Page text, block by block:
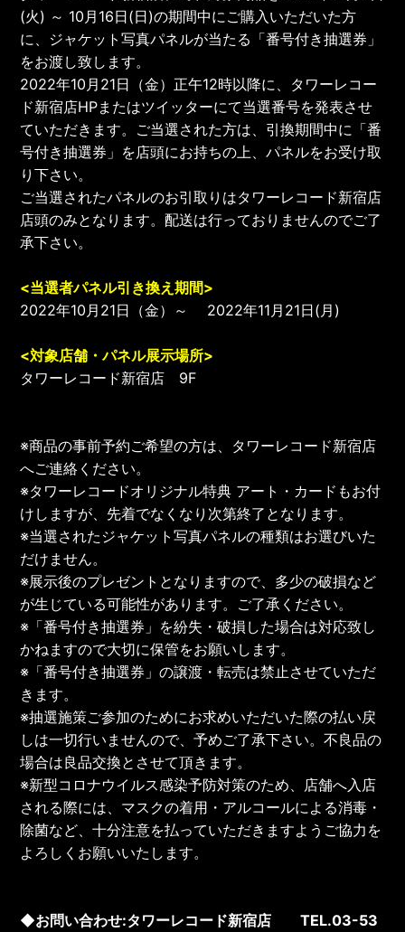
(火) ～ 10月16日(日)の期間中にご購入いただいた方
に、ジャケット写真パネルが当たる「番号付き抽選券」
をお渡し致します。
2022年10月21日（金）正午12時以降に、タワーレコー
ド新宿店HPまたはツイッターにて当選番号を発表させ
ていただきます。ご当選された方は、引換期間中に「番
号付き抽選券」を店頭にお持ちの上、パネルをお受け取
り下さい。
ご当選されたパネルのお引取りはタワーレコード新宿店
店頭のみとなります。配送は行っておりませんのでご了
承下さい。
<当選者パネル引き換え期間>
2022年10月21日（金）～ 2022年11月21日(月)
<対象店舗・パネル展示場所>
タワーレコード新宿店 9F
※商品の事前予約ご希望の方は、タワーレコード新宿店
へご連絡ください。
※タワーレコードオリジナル特典 アート・カードもお付
けしますが、先着でなくなり次第終了となります。
※当選されたジャケット写真パネルの種類はお選びいた
だけません。
※展示後のプレゼントとなりますので、多少の破損など
が生じている可能性があります。ご了承ください。
※「番号付き抽選券」を紛失・破損した場合は対応致し
かねますので大切に保管をお願いします。
※「番号付き抽選券」の譲渡・転売は禁止させていただ
きます。
※抽選施策ご参加のためにお求めいただいた際の払い戻
しは一切行いませんので、予めご了承下さい。不良品の
場合は良品交換とさせて頂きます。
※新型コロナウイルス感染予防対策のため、店舗へ入店
される際には、マスクの着用・アルコールによる消毒・
除菌など、十分注意を払っていただきますようご協力を
よろしくお願いいたします。
◆お問い合わせ:タワーレコード新宿店 TEL.03-53